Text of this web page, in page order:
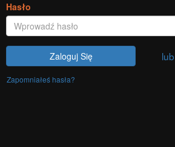
Hasło
Zaloguj Się
Zapomniałeś hasła?